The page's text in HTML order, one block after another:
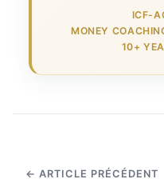
ICF-
MONEY
10+
← ARTICLE PRÉCÉDENT